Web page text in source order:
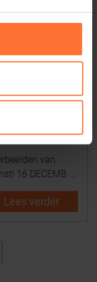
van
16 DECEMB ...
Lees verder